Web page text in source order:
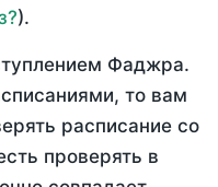
).
Фаджра.
то вам
расписание со
проверять в